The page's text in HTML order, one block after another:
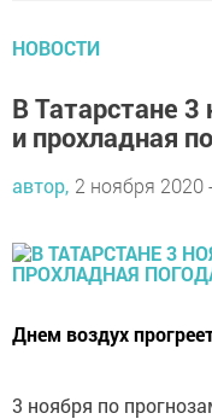
НОВОСТИ
В Татарстане 3
и прохладная
автор, 2 ноября 2020
Днем воздух
3 ноября по